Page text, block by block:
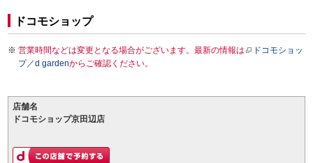
ドコモショップ
営業時間などは変更となる場合がございます。最新の情報は
ドコモショッ
プ／d gardenからご確認ください。
店舗名
ドコモショップ京田辺店